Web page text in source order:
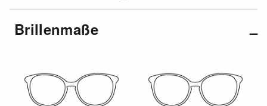
Brillenmaße